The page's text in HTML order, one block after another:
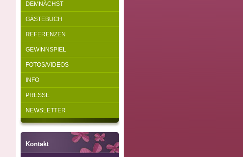
DEMNÄCHST
GÄSTEBUCH
REFERENZEN
GEWINNSPIEL
FOTOS/VIDEOS
INFO
PRESSE
NEWSLETTER
Kontakt